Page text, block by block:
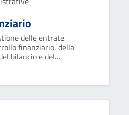
delle entrate
finanziario, della
bilancio e del